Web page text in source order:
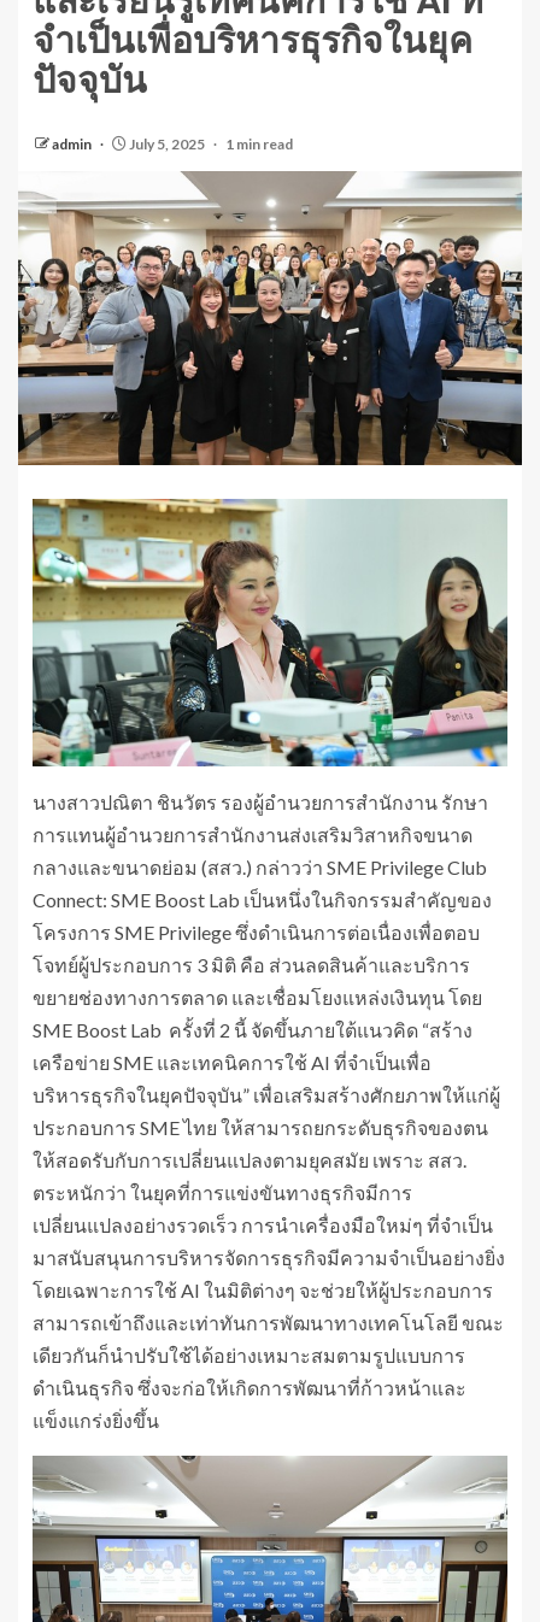
จำเป็นเพื่อบริหารธุรกิจในยุค
ปัจจุบัน
admin July 5, 2025 1 min read
นางสาวปณิตา ชินวัตร รองผู้อำนวยการสำนักงาน รักษา
การแทนผู้อำนวยการสำนักงานส่งเสริมวิสาหกิจขนาด
กลางและขนาดย่อม (สสว.) กล่าวว่า SME Privilege Club
Connect: SME Boost Lab เป็นหนึ่งในกิจกรรมสำคัญของ
โครงการ SME Privilege ซึ่งดำเนินการต่อเนื่องเพื่อตอบ
โจทย์ผู้ประกอบการ 3 มิติ คือ ส่วนลดสินค้าและบริการ
ขยายช่องทางการตลาด และเชื่อมโยงแหล่งเงินทุน โดย
SME Boost Lab ครั้งที่ 2 นี้ จัดขึ้นภายใต้แนวคิด “สร้าง
เครือข่าย SME และเทคนิคการใช้ AI ที่จำเป็นเพื่อ
บริหารธุรกิจในยุคปัจจุบัน” เพื่อเสริมสร้างศักยภาพให้แก่ผู้
ประกอบการ SME ไทย ให้สามารถยกระดับธุรกิจของตน
ให้สอดรับกับการเปลี่ยนแปลงตามยุคสมัย เพราะ สสว.
ตระหนักว่า ในยุคที่การแข่งขันทางธุรกิจมีการ
เปลี่ยนแปลงอย่างรวดเร็ว การนำเครื่องมือใหม่ๆ ที่จำเป็น
มาสนับสนุนการบริหารจัดการธุรกิจมีความจำเป็นอย่างยิ่ง
โดยเฉพาะการใช้ AI ในมิติต่างๆ จะช่วยให้ผู้ประกอบการ
สามารถเข้าถึงและเท่าทันการพัฒนาทางเทคโนโลยี ขณะ
เดียวกันก็นำปรับใช้ได้อย่างเหมาะสมตามรูปแบบการ
ดำเนินธุรกิจ ซึ่งจะก่อให้เกิดการพัฒนาที่ก้าวหน้าและ
แข็งแกร่งยิ่งขึ้น